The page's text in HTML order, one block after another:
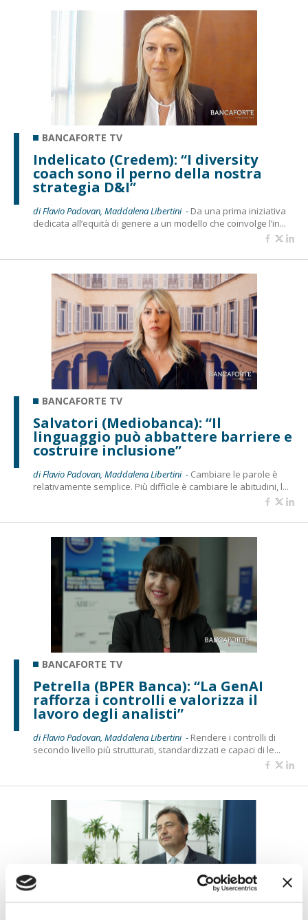
BANCAFORTE TV
Indelicato (Credem): “I diversity
coach sono il perno della nostra
strategia D&I”
di Flavio Padovan, Maddalena Libertini - Da una prima iniziativa
dedicata all’equità di genere a un modello che coinvolge l’in...
BANCAFORTE TV
Salvatori (Mediobanca): “Il
linguaggio può abbattere barriere e
costruire inclusione”
di Flavio Padovan, Maddalena Libertini - Cambiare le parole è
relativamente semplice. Più difficile è cambiare le abitudini, l...
BANCAFORTE TV
Petrella (BPER Banca): “La GenAI
rafforza i controlli e valorizza il
lavoro degli analisti”
di Flavio Padovan, Maddalena Libertini - Rendere i controlli di
secondo livello più strutturati, standardizzati e capaci di le...